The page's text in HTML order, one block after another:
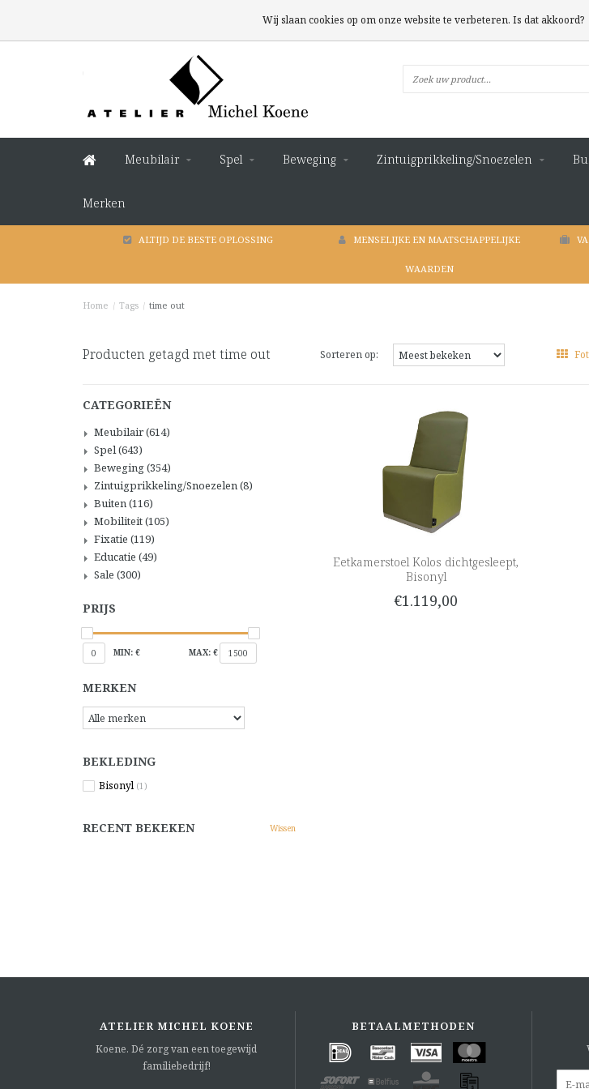
Meubilair Spel Beweging Zintuigprikkeling/Snoezelen
Merken
ALTIJD DE BESTE OPLOSSING MENSELIJKE EN MAATSCHAPPELIJKE
WAARDEN
Home / Tags / time out
Producten getagd met time out Sorteren op:
CATEGORIEËN
Meubilair(614)
Spel(643)
Beweging(354)
Zintuigprikkeling/Snoezelen(8)
Buiten(116)
Mobiliteit(105)
Fixatie (119)
Educatie (49)
Sale (300)
PRIJS
0 MIN: € MAX: € 1500
MERKEN
BEKLEDING
Bisonyl (1)
RECENT BEKEKEN Wissen
Eetkamerstoel Kolos dichtgesleept,
Bisonyl
€1.119,00
ATELIER MICHEL KOENE
Koene. Dé zorg van een toegewijd
familiebedrijf!
BETAALMETHODEN
Wij slaan cookies op om onze website te verbeteren. Is dat akkoord?